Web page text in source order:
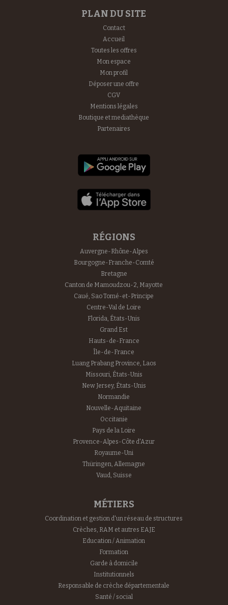
PLAN DU SITE
Contact
Accueil
Toutes les offres
Mon espace
Mon profil
Déposer une offre
CGV
Mentions légales
Boutique et mediathèque
Partenaires
RÉGIONS
Auvergne-Rhône-Alpes
Bourgogne-Franche-Comté
Bretagne
Canton de Mamoudzou-2, Mayotte
Caué, Sao Tomé-et-Principe
Centre-Val de Loire
Florida, États-Unis
Grand Est
Hauts-de-France
Île-de-France
Luang Prabang Province, Laos
Missouri, États-Unis
New Jersey, États-Unis
Normandie
Nouvelle-Aquitaine
Occitanie
Pays de la Loire
Provence-Alpes-Côte d'Azur
Royaume-Uni
Thüringen, Allemagne
Vaud, Suisse
MÉTIERS
Coordination et gestion d'un réseau de structures
Crèches, RAM et autres EAJE
Education / Animation
Formation
Garde à domicile
Institutionnels
Responsable de crèche départementale
Santé / social